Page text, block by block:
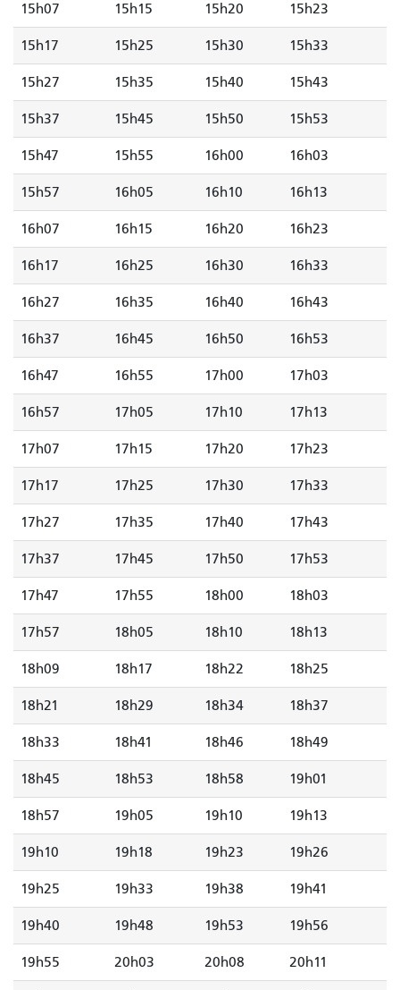
15h07 15h15 15h20 15h23
15h17 15h25 15h30 15h33
15h27 15h35 15h40 15h43
15h37 15h45 15h50 15h53
15h47 15h55 16h00 16h03
15h57 16h05 16h10 16h13
16h07 16h15 16h20 16h23
16h17 16h25 16h30 16h33
16h27 16h35 16h40 16h43
16h37 16h45 16h50 16h53
16h47 16h55 17h00 17h03
16h57 17h05 17h10 17h13
17h07 17h15 17h20 17h23
17h17 17h25 17h30 17h33
17h27 17h35 17h40 17h43
17h37 17h45 17h50 17h53
17h47 17h55 18h00 18h03
17h57 18h05 18h10 18h13
18h09 18h17 18h22 18h25
18h21 18h29 18h34 18h37
18h33 18h41 18h46 18h49
18h45 18h53 18h58 19h01
18h57 19h05 19h10 19h13
19h10 19h18 19h23 19h26
19h25 19h33 19h38 19h41
19h40 19h48 19h53 19h56
19h55 20h03 20h08 20h11